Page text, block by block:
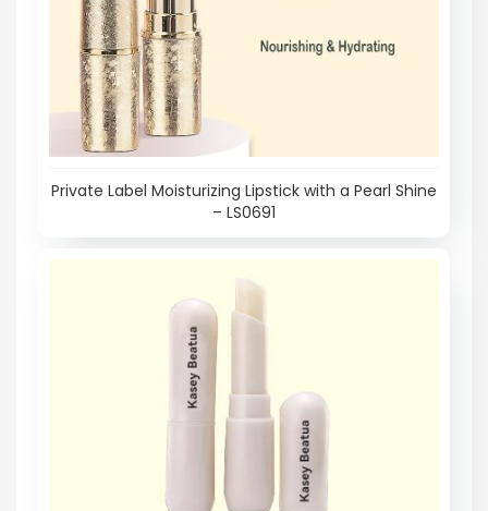
Private Label Moisturizing Lipstick with a Pearl Shine
– LS0691